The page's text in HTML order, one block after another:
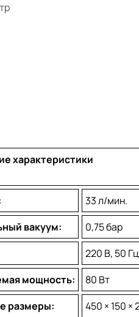
характеристики
33 л/мин.
вакуум:
0,75 бар
220 В, 50
мощность:
80 Вт
размеры:
450 × 150 ×